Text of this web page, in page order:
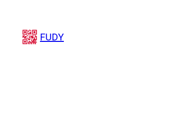
juurde
FUDY